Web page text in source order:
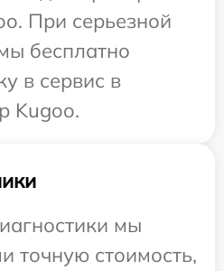
При серьезной
бесплатно
в сервис в
Kugoo.
мы
точную стоимость,